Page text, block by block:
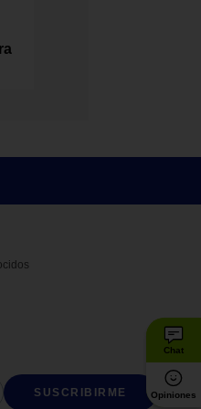
SUSCRIBIRME
Chat
Opiniones